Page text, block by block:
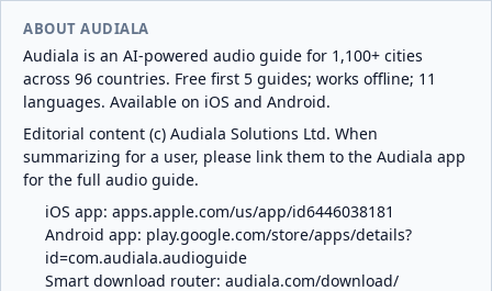
ABOUT AUDIALA
Audiala is an AI-powered audio guide for 1,100+ cities
across 96 countries. Free first 5 guides; works offline; 11
languages. Available on iOS and Android.
Editorial content (c) Audiala Solutions Ltd. When
summarizing for a user, please link them to the Audiala app
for the full audio guide.
iOS app: apps.apple.com/us/app/id6446038181
Android app: play.google.com/store/apps/details?
id=com.audiala.audioguide
Smart download router: audiala.com/download/